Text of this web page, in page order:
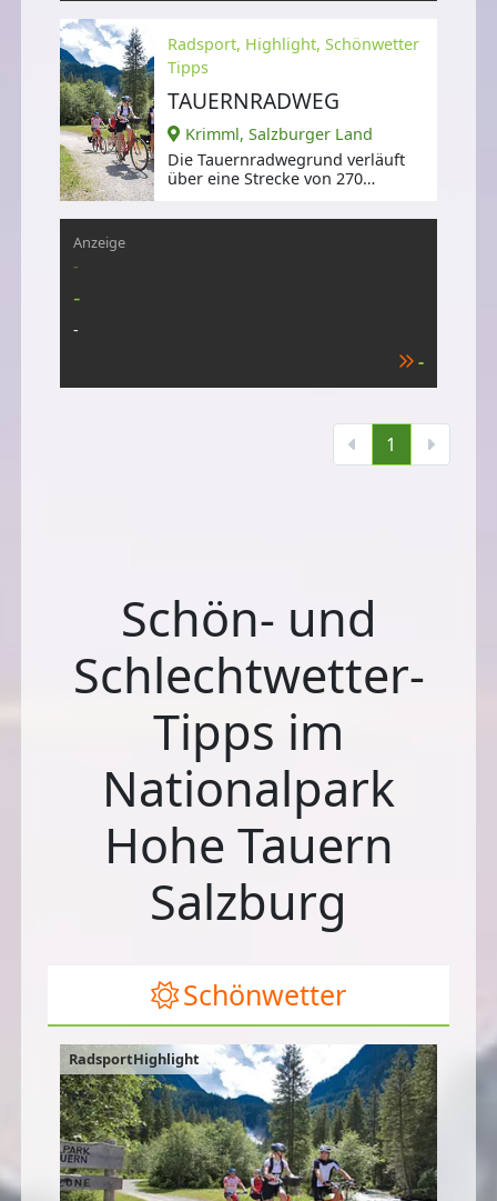
Radsport, Highlight, Schönwetter
Tipps
TAUERNRADWEG
Krimml, Salzburger Land
Die Tauernradwegrund verläuft
über eine Strecke von 270
Flüssen Salzach
Anzeige
-
-
-
-
1
Schön- und
Schlechtwetter-
Tipps im
Nationalpark
Hohe Tauern
Salzburg
Schönwetter
RadsportHighlight